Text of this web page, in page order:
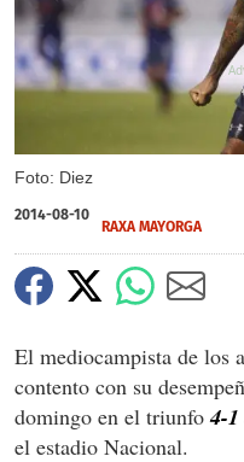
Foto: Diez
2014-08-10
RAXA MAYORGA
El mediocampista de los
contento con su
domingo en el triunfo4-
el estadio Nacional.